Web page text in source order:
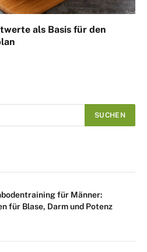
als Basis für den
für Männer:
für Blase, Darm und Potenz